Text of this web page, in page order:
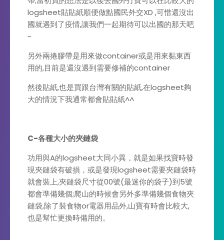
logsheet貼貼紙順便做點國民外交XD ,可惜還沒出
國就遇到了疫情,讓我們一起期待可以出國的那天吧
~
另外兩捲膠帶是用來做container或是用來黏東西
用的,目前是還沒遇到需要修補的container
然後貼紙,也是買跟台灣有關的貼紙,在logsheet夠
大的情況下我通常都會貼貼紙^^
C-各種大小的夾鏈袋
功用與A的logsheet大同小異，就是如果找寶時發
現夾鏈袋有破損，或是發現logsheet需要夾鏈袋時
就會裝上,夾鏈袋尺寸從00號(最迷你的袋子)到5號
都會準備幾個;爬山的時候會另外多準備幾個食物夾
鏈袋,除了裝食物or電器用品外,山寶有時會比較大,
也是幫忙更換時備用的。